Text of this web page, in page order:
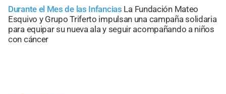
Durante el Mes de las Infancias La Fundación Mateo
Esquivo y Grupo Triferto impulsan una campaña solidaria
para equipar su nueva ala y seguir acompañando a niños
con cáncer